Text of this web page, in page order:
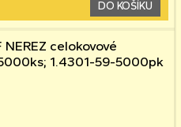
DO KOŠÍKU
NEREZ celokovové
1.4301-59-5000pk